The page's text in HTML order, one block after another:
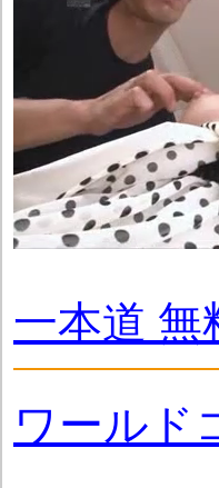
一本道 無
ワールド